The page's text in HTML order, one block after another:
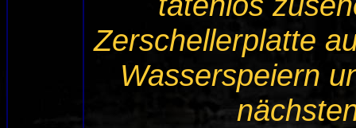
Zerschellerplatte
Wasserspeiern